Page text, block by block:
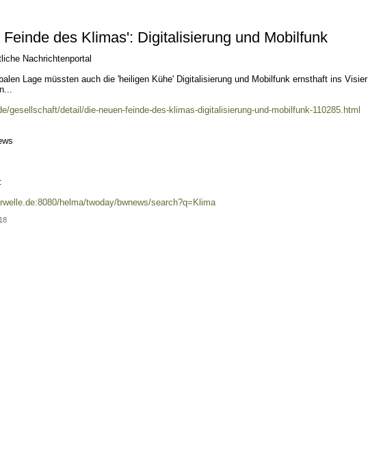
Feinde des Klimas': Digitalisierung und Mobilfunk
Nachrichtenportal
Lage müssten auch die 'heiligen Kühe' Digitalisierung und Mobilfunk ernsthaft ins Visier
gesellschaft/detail/die-neuen-feinde-des-klimas-digitalisierung-und-mobilfunk-110285.html
helma/twoday/bwnews/search?q=Klima